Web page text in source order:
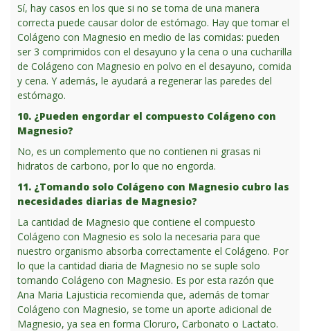
Sí, hay casos en los que si no se toma de una manera
correcta puede causar dolor de estómago. Hay que tomar el
Colágeno con Magnesio en medio de las comidas: pueden
ser 3 comprimidos con el desayuno y la cena o una cucharilla
de Colágeno con Magnesio en polvo en el desayuno, comida
y cena. Y además, le ayudará a regenerar las paredes del
estómago.
10. ¿Pueden engordar el compuesto Colágeno con
Magnesio?
No, es un complemento que no contienen ni grasas ni
hidratos de carbono, por lo que no engorda.
11. ¿Tomando solo Colágeno con Magnesio cubro las
necesidades diarias de Magnesio?
La cantidad de Magnesio que contiene el compuesto
Colágeno con Magnesio es solo la necesaria para que
nuestro organismo absorba correctamente el Colágeno. Por
lo que la cantidad diaria de Magnesio no se suple solo
tomando Colágeno con Magnesio. Es por esta razón que
Ana Maria Lajusticia recomienda que, además de tomar
Colágeno con Magnesio, se tome un aporte adicional de
Magnesio, ya sea en forma Cloruro, Carbonato o Lactato.